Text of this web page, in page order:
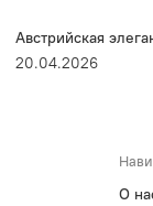
Австрийская
20.04.2026
О